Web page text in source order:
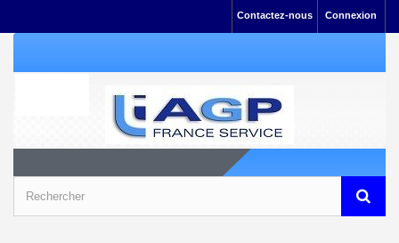
Connexion
Contactez-nous